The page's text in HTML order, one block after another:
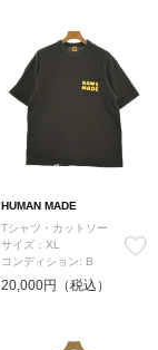
HUMAN MADE
Tシャツ・カットソー
サイズ：XL
コンディション: B
20,000円（税込）